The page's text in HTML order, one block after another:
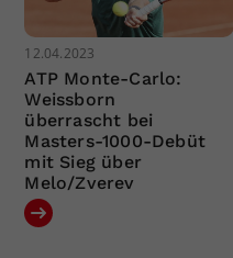
12.04.2023
ATP Monte-Carlo:
Weissborn
überrascht bei
Masters-1000-Debüt
mit Sieg über
Melo/Zverev